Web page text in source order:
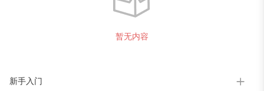
暂无内容
新手入门